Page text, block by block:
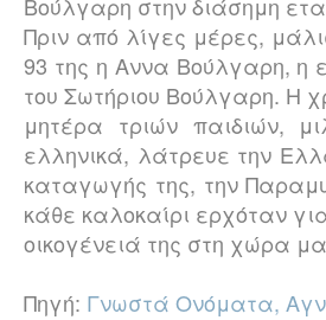
Βούλγαρη στην διάσημη
Πριν από λίγες μέρες,
93 της η Αννα Βούλγαρη, η
του Σωτήριου Βούλγαρη. Η
μητέρα τριών παιδιών,
ελληνικά, λάτρευε την
καταγωγής της, την
κάθε καλοκαίρι ερχόταν
οικογένειά της στη χώρα
Πηγή: Γνωστά Ονόματα,